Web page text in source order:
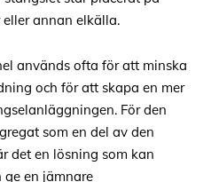
annan elkälla.
används ofta för att minska
och för att skapa en mer
För den
som en del av den
det en lösning som kan
en jämnare